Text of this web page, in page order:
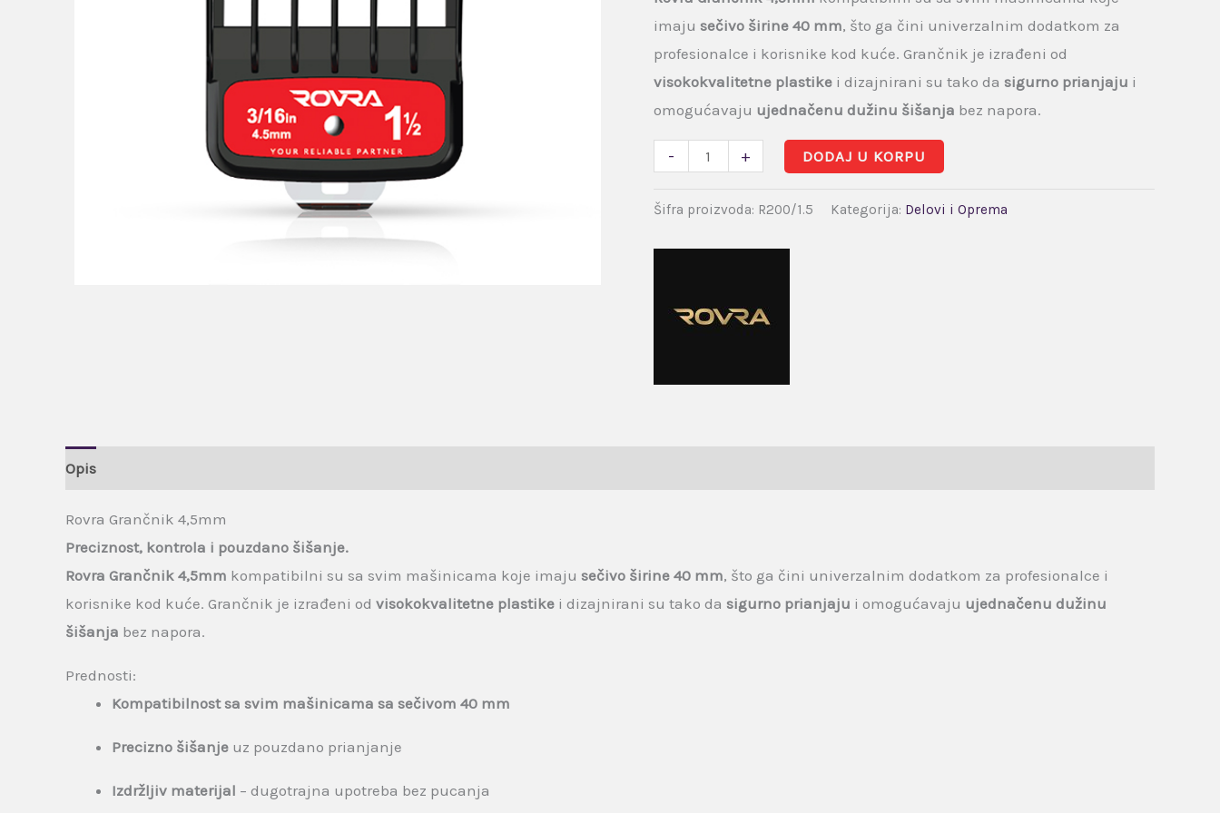
imaju sečivo širine 40 mm, što ga čini univerzalnim dodatkom za
profesionalce i korisnike kod kuće. Grančnik je izrađeni od
visokokvalitetne plastike i dizajnirani su tako da sigurno prianjaju i
omogućavaju ujednačenu dužinu šišanja bez napora.
- + DODAJ U KORPU
Šifra proizvoda: R200/1.5 Kategorija: Delovi i Oprema
Opis
Rovra Grančnik 4,5mm
Preciznost, kontrola i pouzdano šišanje.
Rovra Grančnik 4,5mm kompatibilni su sa svim mašinicama koje imaju sečivo širine 40 mm, što ga čini univerzalnim dodatkom za profesionalce i
korisnike kod kuće. Grančnik je izrađeni od visokokvalitetne plastike i dizajnirani su tako da sigurno prianjaju i omogućavaju ujednačenu dužinu
šišanja bez napora.
Prednosti:
Kompatibilnost sa svim mašinicama sa sečivom 40 mm
Precizno šišanje uz pouzdano prianjanje
Izdržljiv materijal – dugotrajna upotreba bez pucanja